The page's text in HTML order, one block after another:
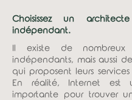
Choisissez un
indépendant.
Il existe de nombreux
indépendants, mais aussi
qui proposent leurs
En réalité, Internet est
importante pour trouver